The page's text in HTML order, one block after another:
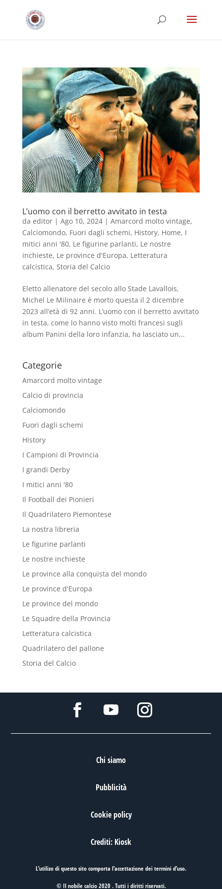
L’uomo con il berretto avvitato in testa
da editor| Ago 10, 2024| Amarcord molto vintage,
Calciomondo, Fuori dagli schemi, History, Home, I
mitici anni '80, Le figurine parlanti, Le nostre
inchieste, Le province d'Europa, Letteratura
calcistica, Storia del Calcio
Eletto allenatore del secolo allo Stade Lavallois,
Michel Le Milinaire è morto questa il 2 dicembre
2023 all’età di 92 anni. L’uomo con il berretto avvitato
in testa, come lo hanno visto molti francesi sugli
album Panini della loro infanzia, ha lasciato un...
Categorie
Amarcord molto vintage
Calcio di provincia
Calciomondo
Fuori dagli schemi
History
I Campioni di Provincia
I grandi Derby
I mitici anni '80
Il Football dei Pionieri
Il Quadrilatero Piemontese
La nostra libreria
Le figurine parlanti
Le nostre inchieste
Le province alla conquista del mondo
Le province d'Europa
Le province del mondo
Le Squadre della Provincia
Letteratura calcistica
Quadrilatero del pallone
Storia del Calcio
Chi siamo
Pubblicità
Cookie policy
Crediti: Kiosk
L’utilizo di questo sito comporta l’accettazione deitermini d’uso.
© Il nobile calcio 2020 . Tutti i diritti riservati.